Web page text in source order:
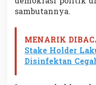
sambutannya.
MENARIK
Stake Holder
Disinfektan